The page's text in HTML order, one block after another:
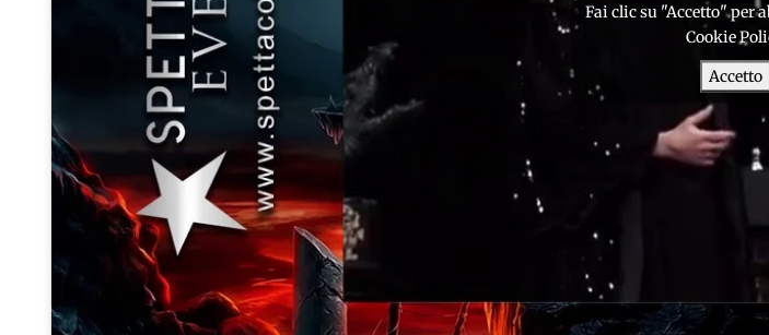
Fai clic su "Accetto" per
Cookie
Accetto